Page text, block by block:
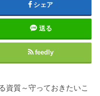
シェア
送る
feedly
資質～守っておきたいこ